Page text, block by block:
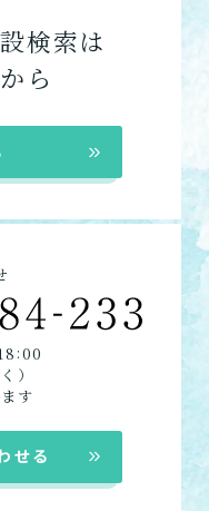
徴
通いたい、自宅に
検索は
ら
:00
）
す
せる